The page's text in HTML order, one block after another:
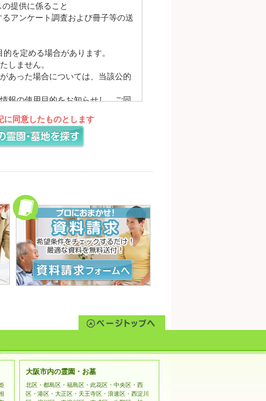
提供に係ること
アンケート調査および冊子等の送
を定める場合があります。
しません。
あった場合については、当該公的
報の使用目的をお知らせし、ご同
応するために、プライバシーポリ
ムページにてお知らせいたしま
力または登録していただく場合が
。
の参照・変更・削除につきまして
的な範囲で速やかに対応いたしま
行われる個人情報の収集に関しまし
Layer）暗号化技術を用いて
に同意したものとします
大阪市内の霊園・お墓
北区・都島区・福島区・此花区・中央区・西
区・港区・大正区・天王寺区・浪速区・西淀川